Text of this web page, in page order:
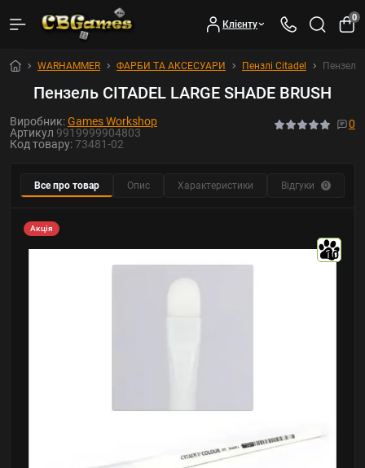
Клієнту
0
WARHAMMER ФАРБИ ТА АКСЕСУАРИ Пензлі Citadel Пензель
Пензель CITADEL LARGE SHADE BRUSH
Виробник:Games Workshop
Артикул 9919999904803
Код товару:73481-02
0
Все про товар Опис Характеристики Відгуки 0
Акція
10